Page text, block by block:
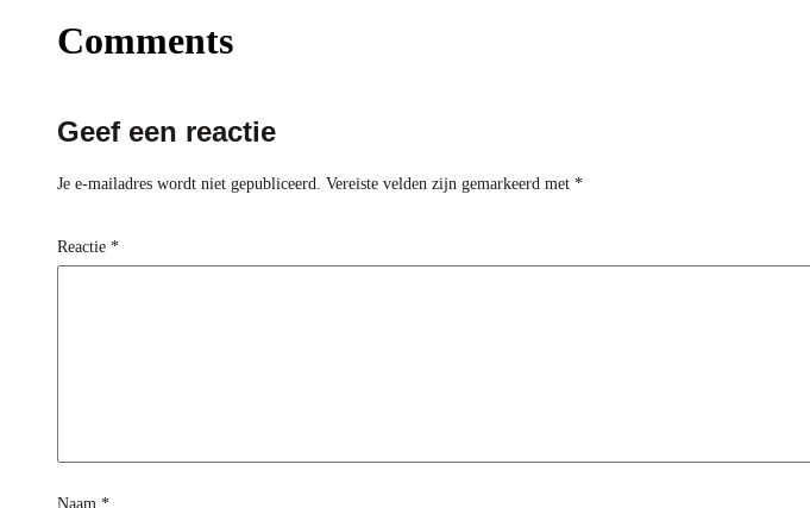
Comments
Geef een reactie
Je e-mailadres wordt niet gepubliceerd. Vereiste velden zijn gemarkeerd met *
Reactie *
Naam *